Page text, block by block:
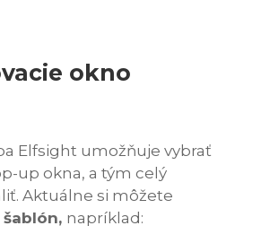
okno
Elfsight umožňuje vybrať
up okna, a tým celý
Aktuálne si môžete
šablón, napríklad: